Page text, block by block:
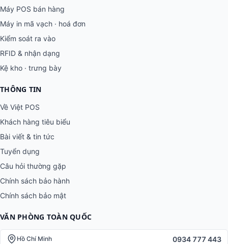
Máy POS bán hàng
Máy in mã vạch · hoá đơn
Kiểm soát ra vào
RFID & nhận dạng
Kệ kho · trưng bày
THÔNG TIN
Về Việt POS
Khách hàng tiêu biểu
Bài viết & tin tức
Tuyển dụng
Câu hỏi thường gặp
Chính sách bảo hành
Chính sách bảo mật
VĂN PHÒNG TOÀN QUỐC
Hồ Chí Minh 0934 777 443